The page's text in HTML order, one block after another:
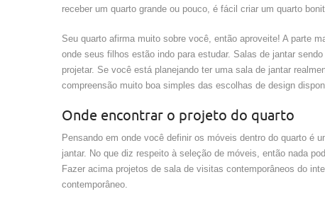
receber um quarto grande ou pouco, é fácil criar um quarto
Seu quarto afirma muito sobre você, então aproveite! A parte
onde seus filhos estão indo para estudar. Salas de jantar
projetar. Se você está planejando ter uma sala de jantar
compreensão muito boa simples das escolhas de design
Onde encontrar o projeto do quarto
Pensando em onde você definir os móveis dentro do quarto é
jantar. No que diz respeito à seleção de móveis, então nada
Fazer acima projetos de sala de visitas contemporâneos do
contemporâneo.